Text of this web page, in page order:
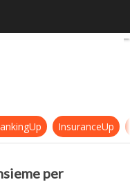
SAP Italia, insieme
InsuranceUp
per